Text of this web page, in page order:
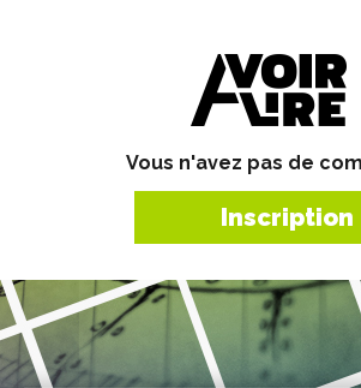
Vous n'avez pas de
Inscription